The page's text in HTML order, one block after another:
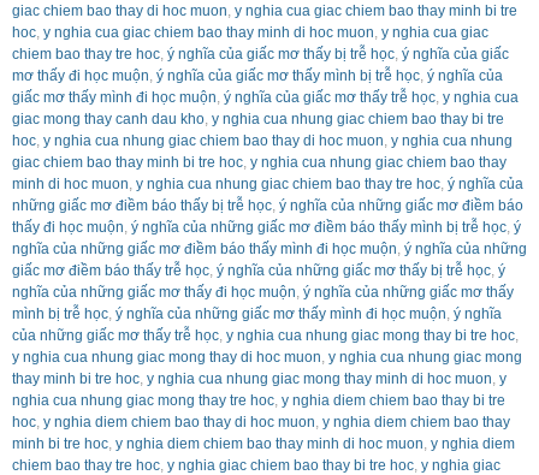
giac chiem bao thay di hoc muon, y nghia cua giac chiem bao thay minh bi tre
hoc, y nghia cua giac chiem bao thay minh di hoc muon, y nghia cua giac
chiem bao thay tre hoc, ý nghĩa của giấc mơ thấy bị trễ học, ý nghĩa của giấc
mơ thấy đi học muộn, ý nghĩa của giấc mơ thấy mình bị trễ học, ý nghĩa của
giấc mơ thấy mình đi học muộn, ý nghĩa của giấc mơ thấy trễ học, y nghia cua
giac mong thay canh dau kho, y nghia cua nhung giac chiem bao thay bi tre
hoc, y nghia cua nhung giac chiem bao thay di hoc muon, y nghia cua nhung
giac chiem bao thay minh bi tre hoc, y nghia cua nhung giac chiem bao thay
minh di hoc muon, y nghia cua nhung giac chiem bao thay tre hoc, ý nghĩa của
những giấc mơ điềm báo thấy bị trễ học, ý nghĩa của những giấc mơ điềm báo
thấy đi học muộn, ý nghĩa của những giấc mơ điềm báo thấy mình bị trễ học, ý
nghĩa của những giấc mơ điềm báo thấy mình đi học muộn, ý nghĩa của những
giấc mơ điềm báo thấy trễ học, ý nghĩa của những giấc mơ thấy bị trễ học, ý
nghĩa của những giấc mơ thấy đi học muộn, ý nghĩa của những giấc mơ thấy
mình bị trễ học, ý nghĩa của những giấc mơ thấy mình đi học muộn, ý nghĩa
của những giấc mơ thấy trễ học, y nghia cua nhung giac mong thay bi tre hoc,
y nghia cua nhung giac mong thay di hoc muon, y nghia cua nhung giac mong
thay minh bi tre hoc, y nghia cua nhung giac mong thay minh di hoc muon, y
nghia cua nhung giac mong thay tre hoc, y nghia diem chiem bao thay bi tre
hoc, y nghia diem chiem bao thay di hoc muon, y nghia diem chiem bao thay
minh bi tre hoc, y nghia diem chiem bao thay minh di hoc muon, y nghia diem
chiem bao thay tre hoc, y nghia giac chiem bao thay bi tre hoc, y nghia giac